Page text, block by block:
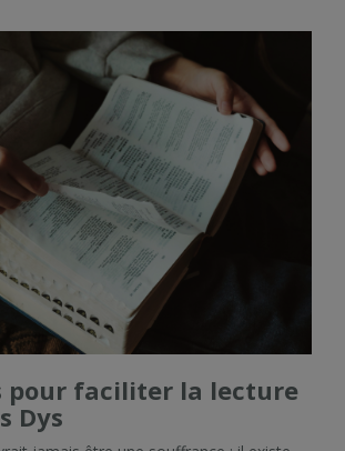
pour faciliter la lecture
Dys